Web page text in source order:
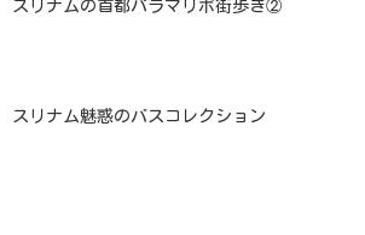
スリナムの首都パラマリボ街歩き②
スリナム魅惑のバスコレクション